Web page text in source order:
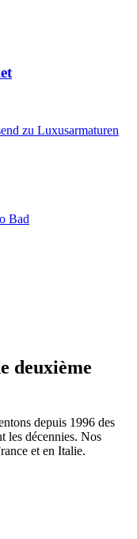
deuxième
depuis 1996 des
les décennies. Nos
et en Italie.